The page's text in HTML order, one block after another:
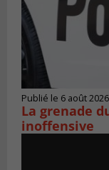
Publié le 6 août
La grenade
inoffensive